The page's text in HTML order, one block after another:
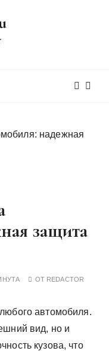
надежная
защита
ОТ REDACTOR
автомобиля.
вид, но и
кузова, что